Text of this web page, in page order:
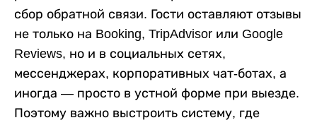
сбор обратной связи. Гости оставляют отзывы
не только на Booking, TripAdvisor или Google
Reviews, но и в социальных сетях,
мессенджерах, корпоративных чат-ботах, а
иногда — просто в устной форме при выезде.
Поэтому важно выстроить систему, где